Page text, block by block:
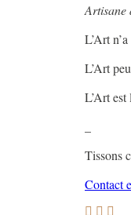
Artisane
L’Art
L’Art
L’Art
Tissons
Contact